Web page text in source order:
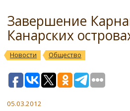
Завершение
Канарских
Новости Общество
05.03.2012